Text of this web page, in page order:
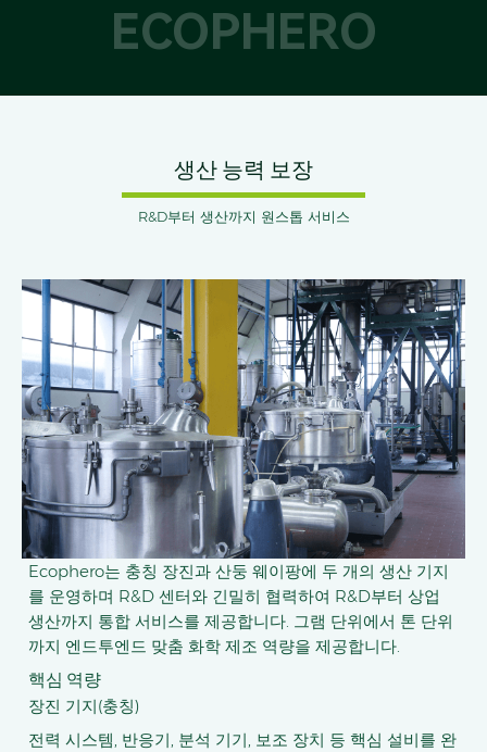
ECOPHERO
생산 능력 보장
R&D부터 생산까지 원스톱 서비스
Ecophero는 충칭 장진과 산둥 웨이팡에 두 개의 생산 기지
를 운영하며 R&D 센터와 긴밀히 협력하여 R&D부터 상업
생산까지 통합 서비스를 제공합니다. 그램 단위에서 톤 단위
까지 엔드투엔드 맞춤 화학 제조 역량을 제공합니다.
핵심 역량
장진 기지(충칭)
전력 시스템, 반응기, 분석 기기, 보조 장치 등 핵심 설비를 완